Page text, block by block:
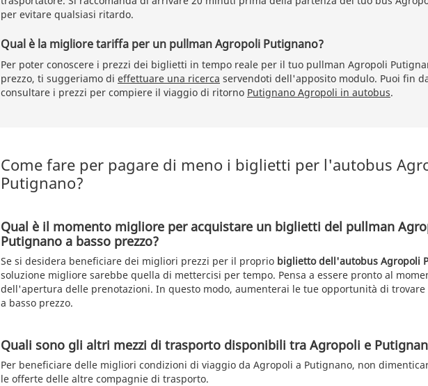
per evitare qualsiasi ritardo.
Qual è la migliore tariffa per un pullman Agropoli Putignano?
Per poter conoscere i prezzi dei biglietti in tempo reale per il tuo pullman Agropoli
prezzo, ti suggeriamo di effettuare una ricerca servendoti dell'apposito modulo. Puoi fin
consultare i prezzi per compiere il viaggio di ritorno Putignano Agropoli in autobus.
Come fare per pagare di meno i biglietti per l'autobus
Putignano?
Qual è il momento migliore per acquistare un biglietti del pullman
Putignano a basso prezzo?
Se si desidera beneficiare dei migliori prezzi per il proprio biglietto dell'autobus Agropoli
soluzione migliore sarebbe quella di mettercisi per tempo. Pensa a essere pronto al
dell'apertura delle prenotazioni. In questo modo, aumenterai le tue opportunità di
a basso prezzo.
Quali sono gli altri mezzi di trasporto disponibili tra Agropoli e
Per beneficiare delle migliori condizioni di viaggio da Agropoli a Putignano, non
le offerte delle altre compagnie di trasporto.